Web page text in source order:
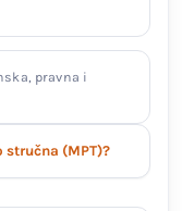
pravna i
(MPT)?